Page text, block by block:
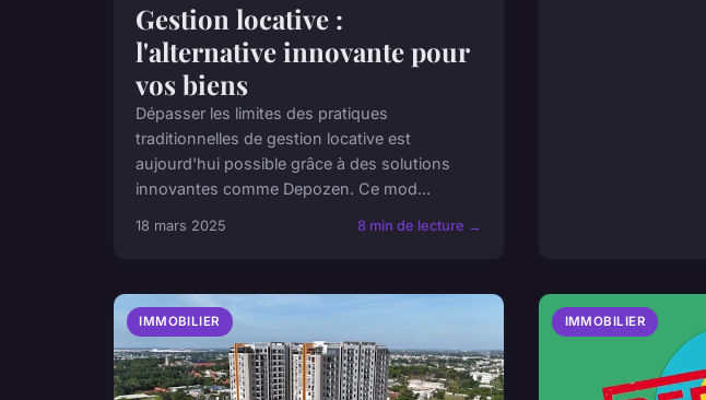
Gestion locative :
l'alternative innovante pour
vos biens
Dépasser les limites des pratiques
traditionnelles de gestion locative est
aujourd'hui possible grâce à des solutions
innovantes comme Depozen. Ce mod...
18 mars 2025 8 min de lecture →
IMMOBILIER IMMOBILIER